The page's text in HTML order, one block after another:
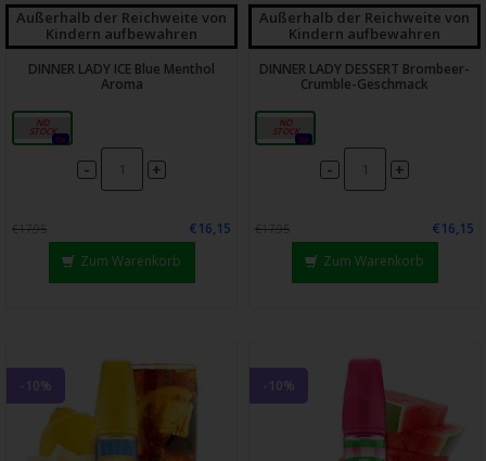
Außerhalb der Reichweite von
Kindern aufbewahren
DINNER LADY ICE Blue Menthol
Aroma
20 ml
0x
- +
€17,95
€16,15
Zum Warenkorb
Außerhalb der Reichweite von
Kindern aufbewahren
DINNER LADY DESSERT Brombeer-
Crumble-Geschmack
20 ml
0x
- +
€17,95
€16,15
Zum Warenkorb
-10% -10%